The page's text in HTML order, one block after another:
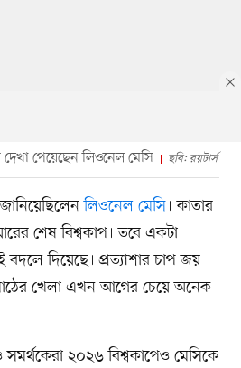
পেয়েছেন লিওনেল মেসি ছবি: রয়টার্স
লিওনেল মেসি। কাতার
শেষ বিশ্বকাপ। তবে একটা
বদলে দিয়েছে। প্রত্যাশার চাপ জয়
খেলা এখন আগের চেয়ে অনেক
২০২৬ বিশ্বকাপেও মেসিকে